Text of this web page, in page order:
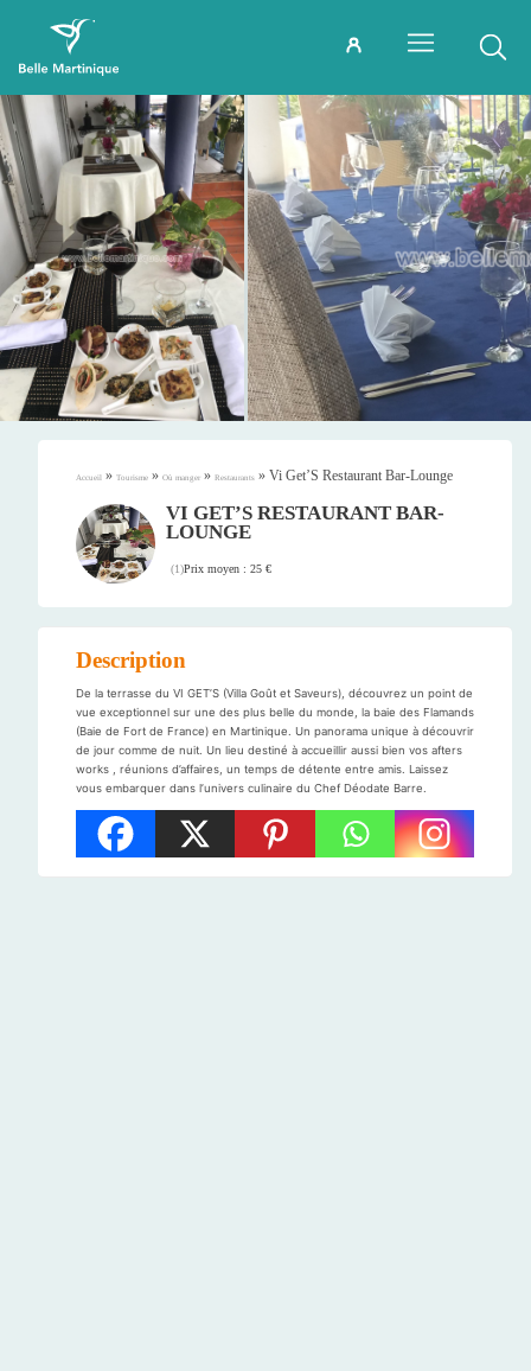
Accueil » Tourisme » Où manger » Restaurants » Vi Get’S Restaurant Bar-Lounge
VI GET’S RESTAURANT BAR-
LOUNGE
(1)Prix moyen : 25 €
Description
De la terrasse du VI GET’S (Villa Goût et Saveurs), découvrez un point de
vue exceptionnel sur une des plus belle du monde, la baie des Flamands
(Baie de Fort de France) en Martinique. Un panorama unique à découvrir
de jour comme de nuit. Un lieu destiné à accueillir aussi bien vos afters
works , réunions d’affaires, un temps de détente entre amis. Laissez
vous embarquer dans l’univers culinaire du Chef Déodate Barre.